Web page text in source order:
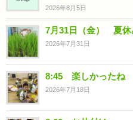
2026年8月5日
7月31日（金） 夏休
2026年7月31日
8:45 楽しかったね
2026年7月18日